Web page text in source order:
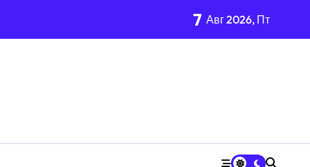
7 Авг 2026, Пт